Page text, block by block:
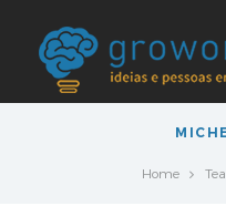
Home